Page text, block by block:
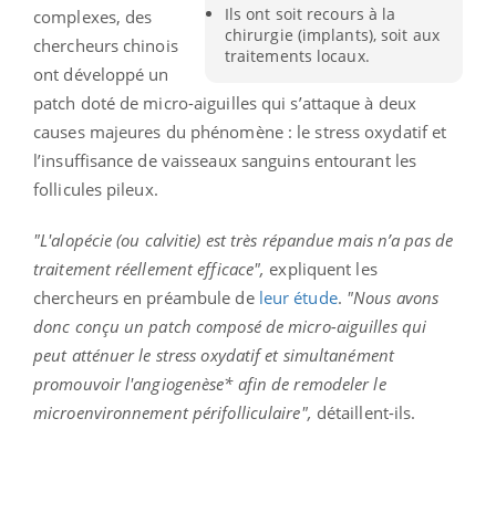
Ils ont soit recours à la
chirurgie (implants), soit aux
traitements locaux.
complexes, des
chercheurs chinois
ont développé un
patch doté de micro-aiguilles qui s’attaque à deux
causes majeures du phénomène : le stress oxydatif et
l’insuffisance de vaisseaux sanguins entourant les
follicules pileux.
"L'alopécie (ou calvitie) est très répandue mais n’a pas de
traitement réellement efficace", expliquent les
chercheurs en préambule de leur étude. "Nous avons
donc conçu un patch composé de micro-aiguilles qui
peut atténuer le stress oxydatif et simultanément
promouvoir l'angiogenèse* afin de remodeler le
microenvironnement périfolliculaire", détaillent-ils.